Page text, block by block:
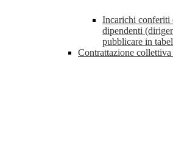
Incarichi conferiti
dipendenti
pubblicare in
Contrattazione collettiva